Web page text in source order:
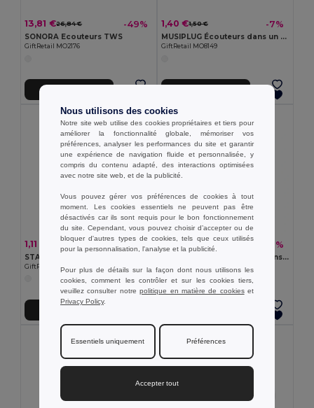
13,81 €26,84 € -49%
SONORA Ecouteurs TWS
GiftRetail MO2176
Ajouter au Panier
1,40 €1,50 € -7%
MUSIPLUG Écouteurs dans un boîtier
GiftRetail MO8149
1,11 € -8%
STANDIX Support téléphone
GiftRetail MO7937
6,58 € 10,38 € -37%
MUSHROOM Haut-parleur sans fil 3W
GiftRetail MO9506
Nous utilisons des cookies
Notre site web utilise des cookies propriétaires et tiers pour
améliorer la fonctionnalité globale, mémoriser vos
préférences, analyser les performances du site et garantir
une expérience de navigation fluide et personnalisée, y
compris du contenu adapté, des interactions optimisées
avec notre site web, et de la publicité.
Vous pouvez gérer vos préférences de cookies à tout
moment. Les cookies essentiels ne peuvent pas être
désactivés car ils sont requis pour le bon fonctionnement
du site. Cependant, vous pouvez choisir d’accepter ou de
bloquer d'autres types de cookies, tels que ceux utilisés
pour la personnalisation, l'analyse et la publicité.
Pour plus de détails sur la façon dont nous utilisons les
cookies, comment les contrôler et sur les cookies tiers,
veuillez consulter notrepolitique en matière de cookieset
Privacy Policy.
Essentiels uniquement Préférences
Accepter tout